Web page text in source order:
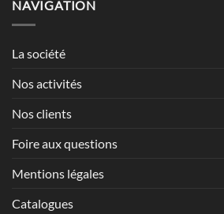
NAVIGATION
La société
Nos activités
Nos clients
Foire aux questions
Mentions légales
Catalogues